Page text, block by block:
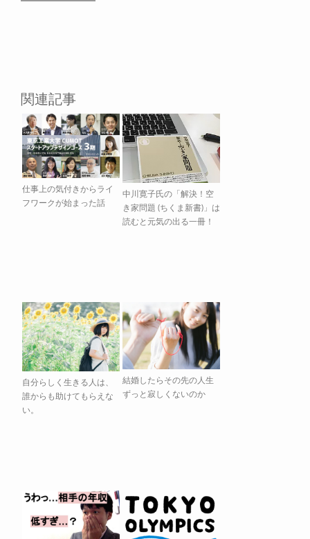
関連記事
仕事上の気付きからライ
フワークが始まった話
中川寛子氏の「解決！空
き家問題 (ちくま新書)」は
読むと元気の出る一冊！
自分らしく生きる人は、
誰からも助けてもらえな
い。
結婚したらその先の人生
ずっと寂しくないのか